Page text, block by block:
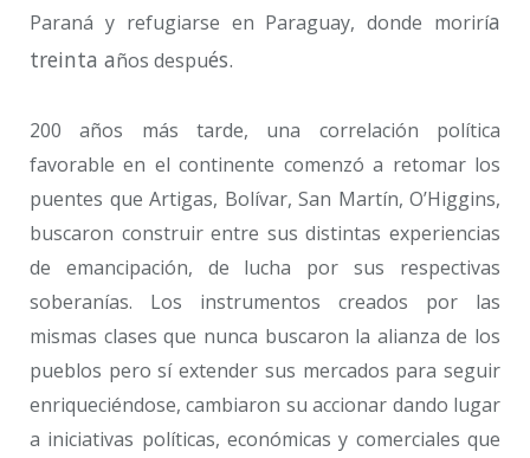
Paraná y refugiarse en Paraguay, donde moriría
treinta años después.
200 años más tarde, una correlación política
favorable en el continente comenzó a retomar los
puentes que Artigas, Bolívar, San Martín, O’Higgins,
buscaron construir entre sus distintas experiencias
de emancipación, de lucha por sus respectivas
soberanías. Los instrumentos creados por las
mismas clases que nunca buscaron la alianza de los
pueblos pero sí extender sus mercados para seguir
enriqueciéndose, cambiaron su accionar dando lugar
a iniciativas políticas, económicas y comerciales que